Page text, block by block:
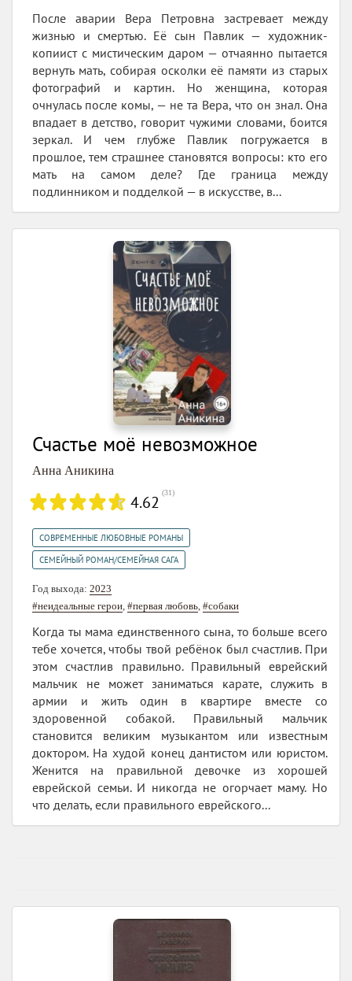
После аварии Вера Петровна застревает между
жизнью и смертью. Её сын Павлик — художник-
копиист с мистическим даром — отчаянно пытается
вернуть мать, собирая осколки её памяти из старых
фотографий и картин. Но женщина, которая
очнулась после комы, — не та Вера, что он знал. Она
впадает в детство, говорит чужими словами, боится
зеркал. И чем глубже Павлик погружается в
прошлое, тем страшнее становятся вопросы: кто его
мать на самом деле? Где граница между
подлинником и подделкой — в искусстве, в...
Счастье моё невозможное
Анна Аникина
4.62 (31)
СОВРЕМЕННЫЕ ЛЮБОВНЫЕ РОМАНЫ
СЕМЕЙНЫЙ РОМАН/СЕМЕЙНАЯ САГА
Год выхода: 2023
#неидеальные герои, #первая любовь, #собаки
Когда ты мама единственного сына, то больше всего
тебе хочется, чтобы твой ребёнок был счастлив. При
этом счастлив правильно. Правильный еврейский
мальчик не может заниматься карате, служить в
армии и жить один в квартире вместе со
здоровенной собакой. Правильный мальчик
становится великим музыкантом или известным
доктором. На худой конец дантистом или юристом.
Женится на правильной девочке из хорошей
еврейской семьи. И никогда не огорчает маму. Но
что делать, если правильного еврейского...